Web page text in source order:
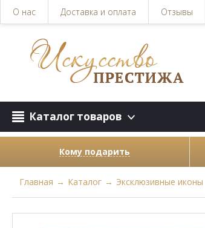
О нас Доставка и оплата Отзывы
Каталог товаров
Кому подарить
Главная → Каталог → Эксклюзивные иконы